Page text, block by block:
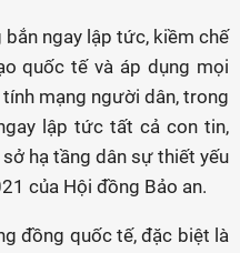
ngay lập tức, kiềm chế
quốc tế và áp dụng mọi
mạng người dân, trong
lập tức tất cả con tin,
hạ tầng dân sự thiết yếu
của Hội đồng Bảo an.
đồng quốc tế, đặc biệt là